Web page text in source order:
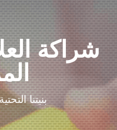
شراكة
بنيتنا